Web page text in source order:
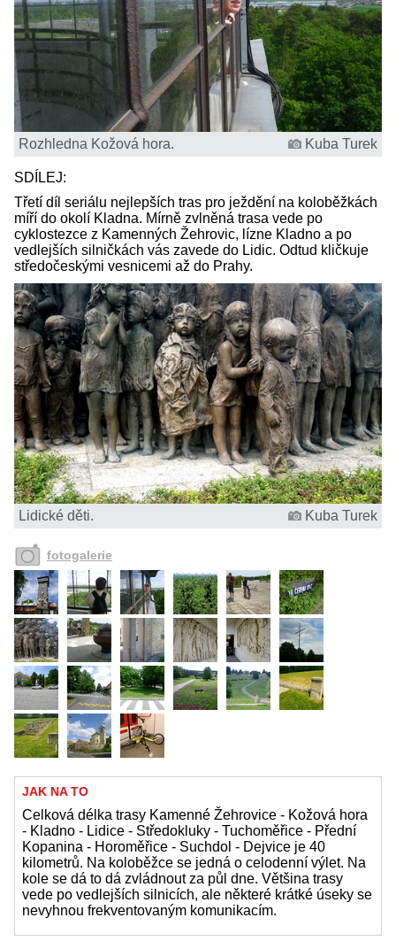
Rozhledna Kožová hora. Kuba Turek
SDÍLEJ:
Třetí díl seriálu nejlepších tras pro ježdění na koloběžkách
míří do okolí Kladna. Mírně zvlněná trasa vede po
cyklostezce z Kamenných Žehrovic, lízne Kladno a po
vedlejších silničkách vás zavede do Lidic. Odtud kličkuje
středočeskými vesnicemi až do Prahy.
Lidické děti. Kuba Turek
fotogalerie
JAK NA TO
Celková délka trasy Kamenné Žehrovice - Kožová hora
- Kladno - Lidice - Středokluky - Tuchoměřice - Přední
Kopanina - Horoměřice - Suchdol - Dejvice je 40
kilometrů. Na koloběžce se jedná o celodenní výlet. Na
kole se dá to dá zvládnout za půl dne. Většina trasy
vede po vedlejších silnicích, ale některé krátké úseky se
nevyhnou frekventovaným komunikacím.